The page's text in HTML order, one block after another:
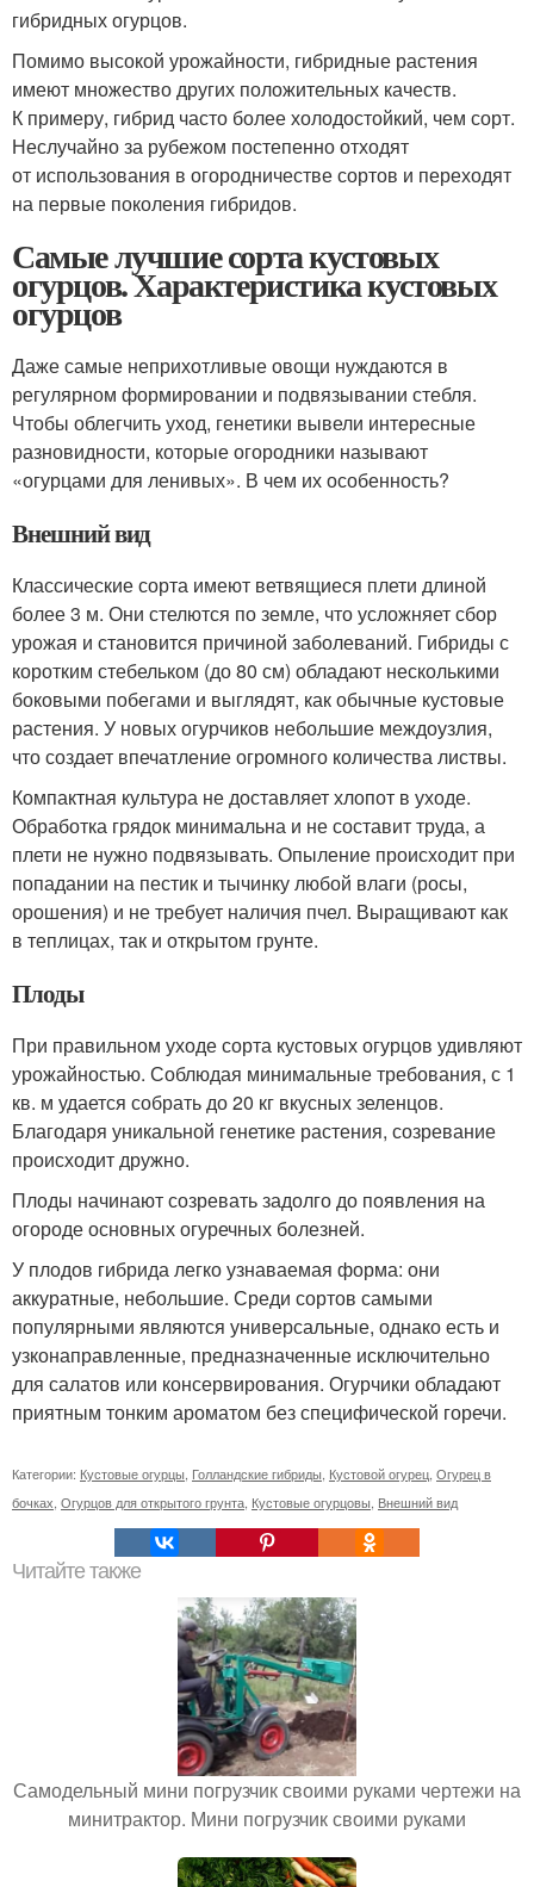
гибридных огурцов.
Помимо высокой урожайности, гибридные растения
имеют множество других положительных качеств.
К примеру, гибрид часто более холодостойкий, чем сорт.
Неслучайно за рубежом постепенно отходят
от использования в огородничестве сортов и переходят
на первые поколения гибридов.
Самые лучшие сорта кустовых
огурцов. Характеристика кустовых
огурцов
Даже самые неприхотливые овощи нуждаются в
регулярном формировании и подвязывании стебля.
Чтобы облегчить уход, генетики вывели интересные
разновидности, которые огородники называют
«огурцами для ленивых». В чем их особенность?
Внешний вид
Классические сорта имеют ветвящиеся плети длиной
более 3 м. Они стелются по земле, что усложняет сбор
урожая и становится причиной заболеваний. Гибриды с
коротким стебельком (до 80 см) обладают несколькими
боковыми побегами и выглядят, как обычные кустовые
растения. У новых огурчиков небольшие междоузлия,
что создает впечатление огромного количества листвы.
Компактная культура не доставляет хлопот в уходе.
Обработка грядок минимальна и не составит труда, а
плети не нужно подвязывать. Опыление происходит при
попадании на пестик и тычинку любой влаги (росы,
орошения) и не требует наличия пчел. Выращивают как
в теплицах, так и открытом грунте.
Плоды
При правильном уходе сорта кустовых огурцов удивляют
урожайностью. Соблюдая минимальные требования, с 1
кв. м удается собрать до 20 кг вкусных зеленцов.
Благодаря уникальной генетике растения, созревание
происходит дружно.
Плоды начинают созревать задолго до появления на
огороде основных огуречных болезней.
У плодов гибрида легко узнаваемая форма: они
аккуратные, небольшие. Среди сортов самыми
популярными являются универсальные, однако есть и
узконаправленные, предназначенные исключительно
для салатов или консервирования. Огурчики обладают
приятным тонким ароматом без специфической горечи.
Категории: Кустовые огурцы Голландские гибриды Кустовой огурец Огурец в
бочках Огурцов для открытого грунта Кустовые огурцовы Внешний вид
Читайте также
Самодельный мини погрузчик своими руками чертежи на
минитрактор. Мини погрузчик своими руками